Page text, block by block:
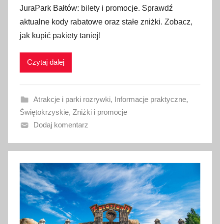
u
b
l
i
a
n
o
s
i
e
r
p
n
JuraPark Bałtów: bilety i promocje. Sprawdź
aktualne kody rabatowe oraz stałe zniżki. Zobacz,
jak kupić pakiety taniej!
Czytaj dalej
Atrakcje i parki rozrywki, Informacje praktyczne,
Świętokrzyskie, Zniżki i promocje
Dodaj komentarz